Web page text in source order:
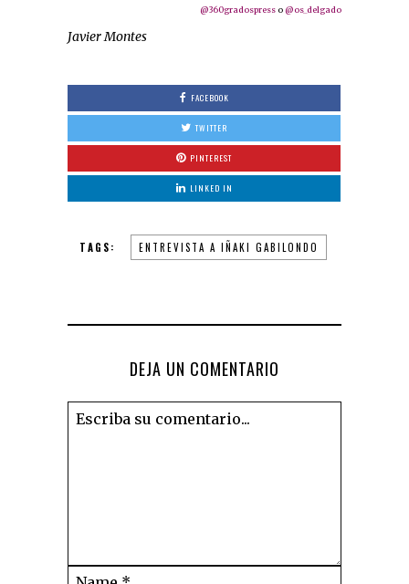
@360gradospress o @os_delgado
Javier Montes
FACEBOOK
TWITTER
PINTEREST
LINKED IN
TAGS: ENTREVISTA A IÑAKI GABILONDO
DEJA UN COMENTARIO